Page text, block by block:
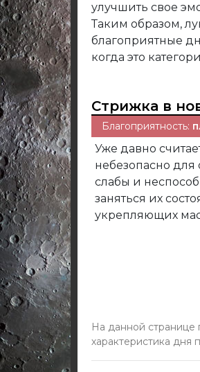
улучшить свое
Таким образом,
благоприятные
когда это
Стрижка в
Благоприятность:
Уже давно
небезопасно для
слабы и
заняться их
укрепляющих
На данной странице
характеристика дня